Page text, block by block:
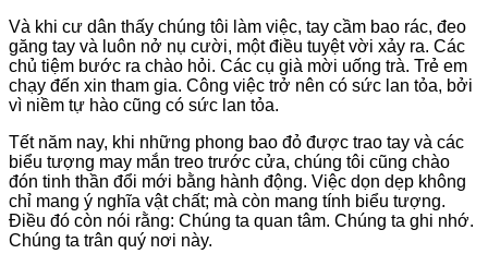
Và khi cư dân thấy chúng tôi làm việc, tay cầm bao rác, đeo
găng tay và luôn nở nụ cười, một điều tuyệt vời xảy ra. Các
chủ tiệm bước ra chào hỏi. Các cụ già mời uống trà. Trẻ em
chạy đến xin tham gia. Công việc trở nên có sức lan tỏa, bởi
vì niềm tự hào cũng có sức lan tỏa.
Tết năm nay, khi những phong bao đỏ được trao tay và các
biểu tượng may mắn treo trước cửa, chúng tôi cũng chào
đón tinh thần đổi mới bằng hành động. Việc dọn dẹp không
chỉ mang ý nghĩa vật chất; mà còn mang tính biểu tượng.
Điều đó còn nói rằng: Chúng ta quan tâm. Chúng ta ghi nhớ.
Chúng ta trân quý nơi này.